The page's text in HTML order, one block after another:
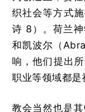
织社会等方式
诗 8）。荷兰
和凯波尔（
响，他们提出
职业等领域都是
教会当然也是